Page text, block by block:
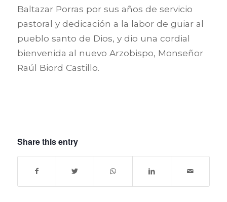
Baltazar Porras por sus años de servicio
pastoral y dedicación a la labor de guiar al
pueblo santo de Dios, y dio una cordial
bienvenida al nuevo Arzobispo, Monseñor
Raúl Biord Castillo.
Share this entry